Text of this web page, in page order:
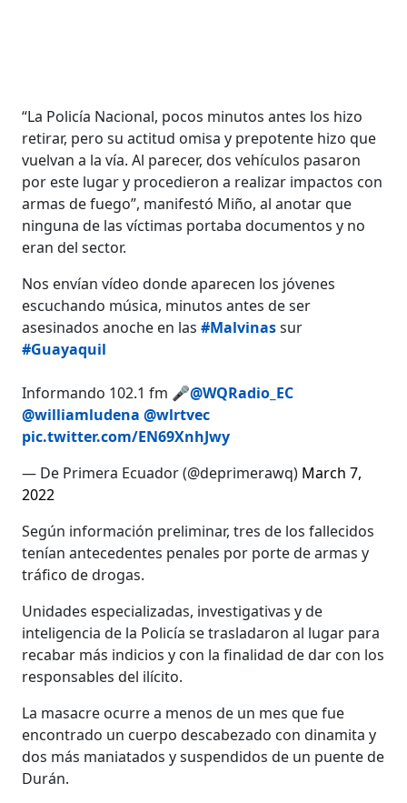
“La Policía Nacional, pocos minutos antes los hizo
retirar, pero su actitud omisa y prepotente hizo que
vuelvan a la vía. Al parecer, dos vehículos pasaron
por este lugar y procedieron a realizar impactos con
armas de fuego”, manifestó Miño, al anotar que
ninguna de las víctimas portaba documentos y no
eran del sector.
Nos envían vídeo donde aparecen los jóvenes
escuchando música, minutos antes de ser
asesinados anoche en las#Malvinassur
#Guayaquil
Informando 102.1 fm 🎤@WQRadio_EC
@williamludena @wlrtvec
pic.twitter.com/EN69XnhJwy
— De Primera Ecuador (@deprimerawq) March 7,
2022
Según información preliminar, tres de los fallecidos
tenían antecedentes penales por porte de armas y
tráfico de drogas.
Unidades especializadas, investigativas y de
inteligencia de la Policía se trasladaron al lugar para
recabar más indicios y con la finalidad de dar con los
responsables del ilícito.
La masacre ocurre a menos de un mes que fue
encontrado un cuerpo descabezado con dinamita y
dos más maniatados y suspendidos de un puente de
Durán.